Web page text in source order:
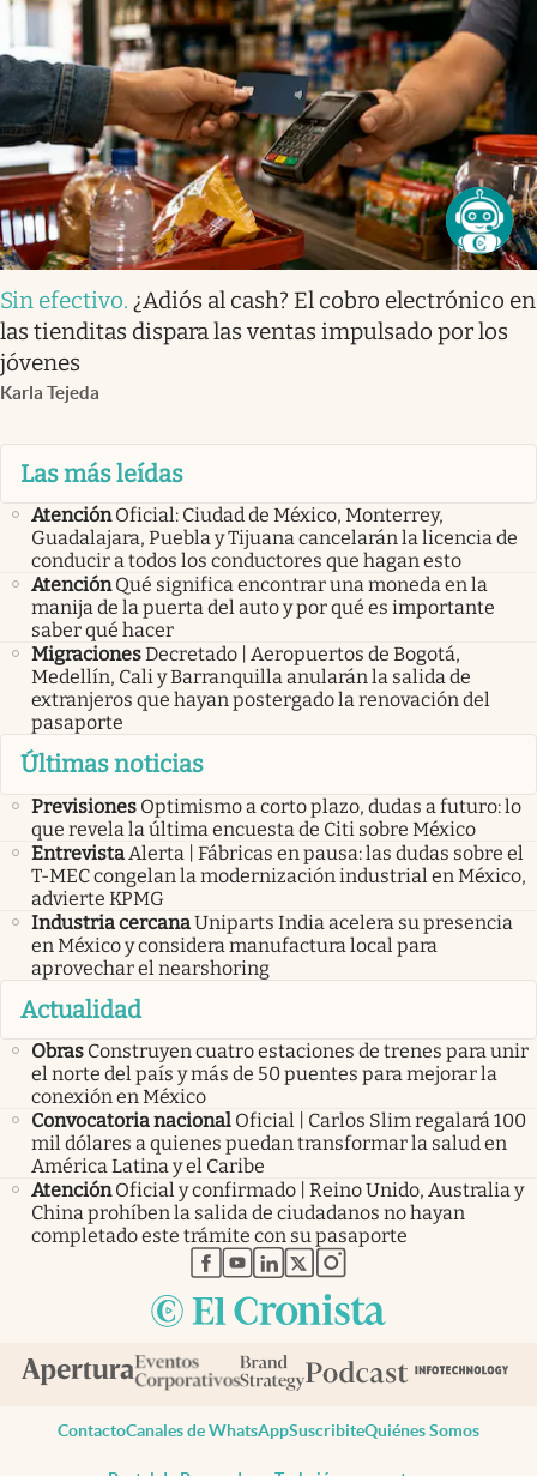
Sin efectivo. ¿Adiós al cash? El cobro electrónico en
las tienditas dispara las ventas impulsado por los
jóvenes
Karla Tejeda
Las más leídas
Atención Oficial: Ciudad de México, Monterrey,
Guadalajara, Puebla y Tijuana cancelarán la licencia de
conducir a todos los conductores que hagan esto
Atención Qué significa encontrar una moneda en la
manija de la puerta del auto y por qué es importante
saber qué hacer
MigracionesDecretado | Aeropuertos de Bogotá,
Medellín, Cali y Barranquilla anularán la salida de
extranjeros que hayan postergado la renovación del
pasaporte
Últimas noticias
Previsiones Optimismo a corto plazo, dudas a futuro: lo
que revela la última encuesta de Citi sobre México
Entrevista Alerta | Fábricas en pausa: las dudas sobre el
T-MEC congelan la modernización industrial en México,
advierte KPMG
Industria cercanaUniparts India acelera su presencia
en México y considera manufactura local para
aprovechar el nearshoring
Actualidad
Obras Construyen cuatro estaciones de trenes para unir
el norte del país y más de 50 puentes para mejorar la
conexión en México
Convocatoria nacional Oficial | Carlos Slim regalará 100
mil dólares a quienes puedan transformar la salud en
América Latina y el Caribe
Atención Oficial y confirmado | Reino Unido, Australia y
China prohíben la salida de ciudadanos no hayan
completado este trámite con su pasaporte
abre en nueva pestaña
abre en nueva pestaña
abre en nueva pestaña
abre en nueva pestaña
abre en nueva pestaña
ContactoCanales de WhatsAppSuscribiteQuiénes Somos